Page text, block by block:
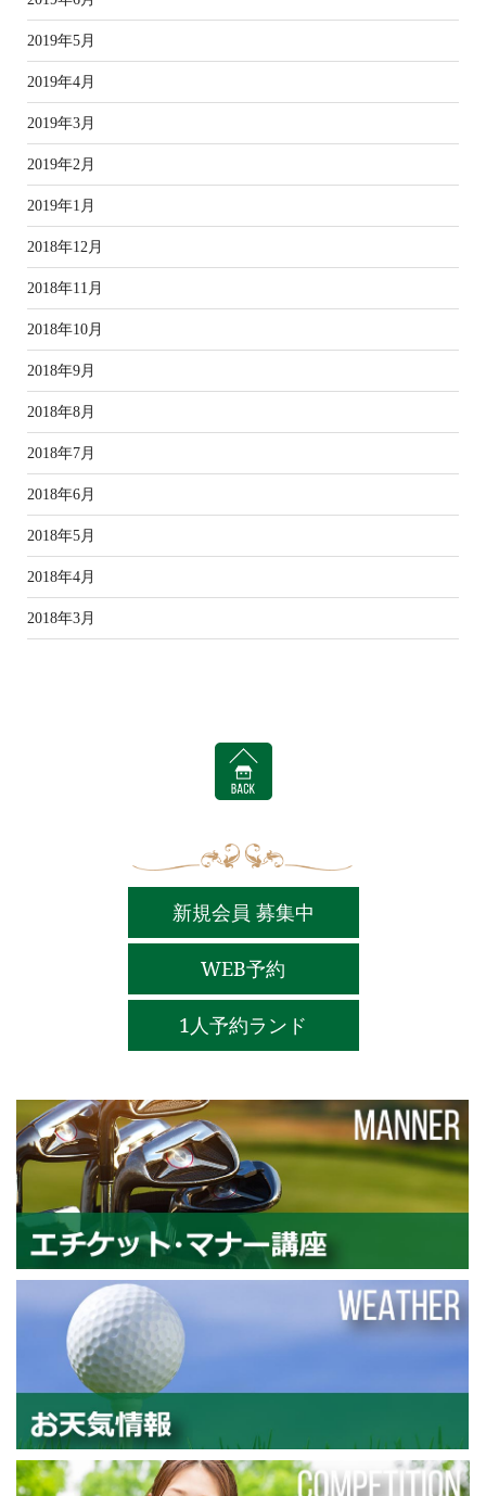
2019年5月
2019年4月
2019年3月
2019年2月
2019年1月
2018年12月
2018年11月
2018年10月
2018年9月
2018年8月
2018年7月
2018年6月
2018年5月
2018年4月
2018年3月
BACK
新規会員 募集中
WEB予約
1人予約ランド